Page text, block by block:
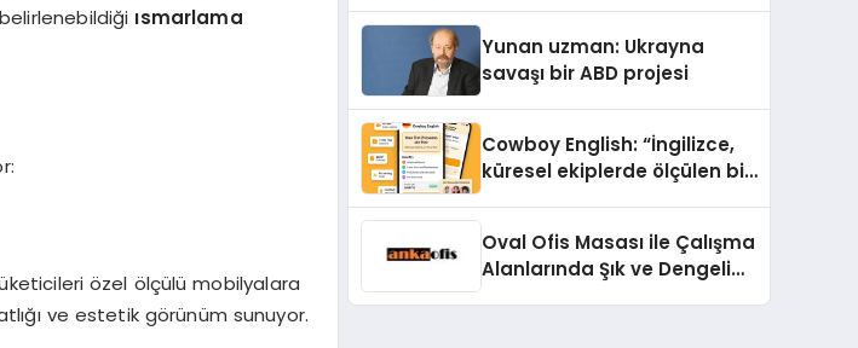
ısmarlama
özel ölçülü mobilyalara
ve estetik görünüm sunuyor.
Yunan uzman: Ukrayna
savaşı bir ABD projesi
Cowboy English: “İngilizce,
küresel ekiplerde ölçülen bir
Oval Ofis Masası ile Çalışma
Alanlarında Şık ve Dengeli